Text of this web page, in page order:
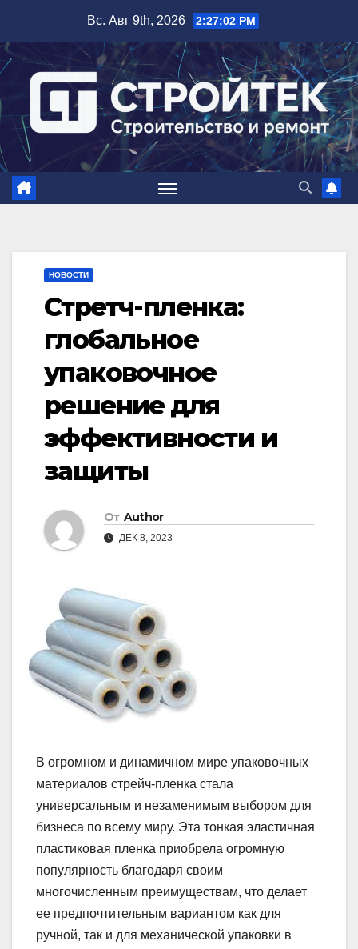
содержимому
Вс. Авг 9th, 2026 2:27:03 PM
НОВОСТИ
Стретч-пленка:
глобальное
упаковочное
решение для
эффективности и
защиты
От Author
ДЕК 8, 2023
В огромном и динамичном мире упаковочных
материалов стрейч-пленка стала
универсальным и незаменимым выбором для
бизнеса по всему миру. Эта тонкая эластичная
пластиковая пленка приобрела огромную
популярность благодаря своим
многочисленным преимуществам, что делает
ее предпочтительным вариантом как для
ручной, так и для механической упаковки в